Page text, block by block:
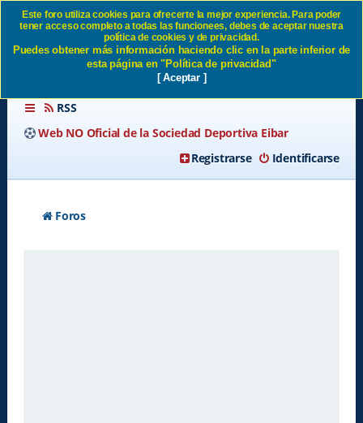
Condiciones de uso SD Eibar
RSS
Web NO Oficial de la Sociedad Deportiva Eibar
Identificarse
Registrarse
Foros
Este foro utiliza cookies para ofrecerte la mejor experiencia. Para poder
tener acceso completo a todas las funcionees, debes de aceptar nuestra
política de cookies y de privacidad.
Puedes obtener más información haciendo clic en la parte inferior de
esta página en "Política de privacidad"
[ Aceptar ]